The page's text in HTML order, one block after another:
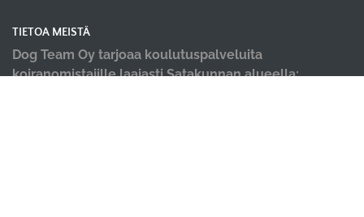
TIETOA MEISTÄ
Dog Team Oy tarjoaa koulutuspalveluita
koiranomistajille laajasti Satakunnan alueella;